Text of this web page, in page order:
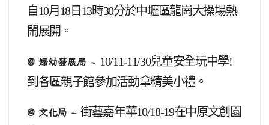
自10月18日13時30分於中壢區龍崗大操場熱
鬧展開。
@ 婦幼發展局 ~ 10/11-11/30兒童安全玩中學!
到各區親子館參加活動拿精美小禮。
@ 文化局 ~ 街藝嘉年華10/18-19在中原文創園